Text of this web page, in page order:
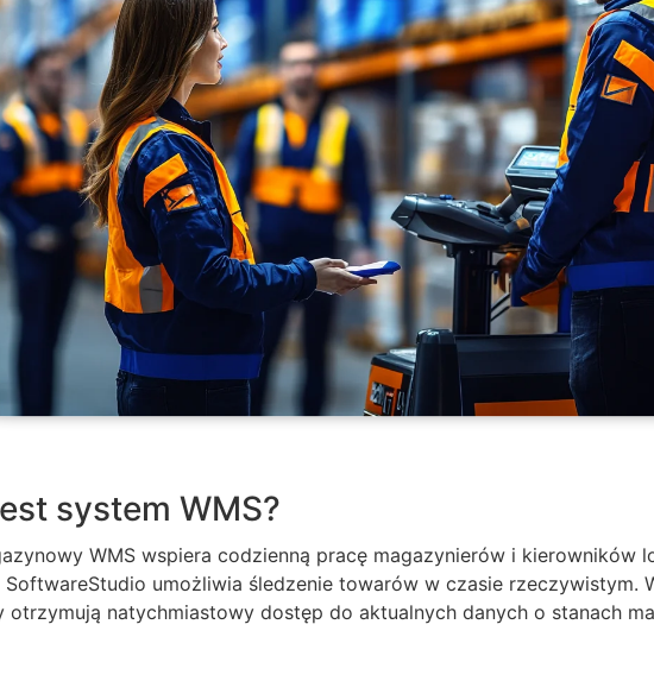
system WMS?
WMS wspiera codzienną pracę magazynierów i kierowników
SoftwareStudio umożliwia śledzenie towarów w czasie rzeczywistym.
otrzymują natychmiastowy dostęp do aktualnych danych o stanach